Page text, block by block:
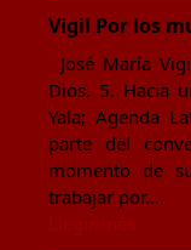
Vigil Por los
José María
Dios. 5. Hacia
Yala; Agenda
parte del
momento de
trabajar por…